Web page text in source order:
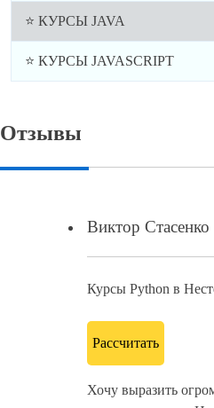
⭐ КУРСЫ JAVA
⭐ КУРСЫ JAVASCRIPT
Отзывы
Виктор Стасенко
Курсы Python в
Рассчитать
Хочу выразить